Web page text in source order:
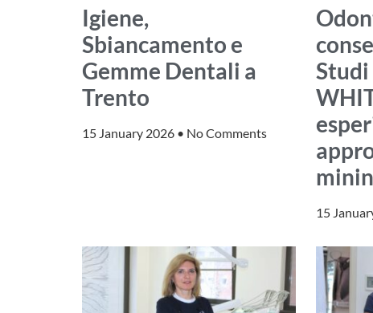
Igiene,
Sbiancamento e
Gemme Dentali a
Trento
15 January 2026 No Comments
15